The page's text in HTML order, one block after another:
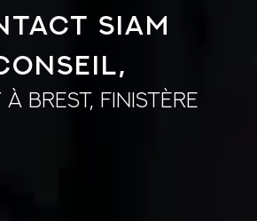
Siam
Brest, Finistère